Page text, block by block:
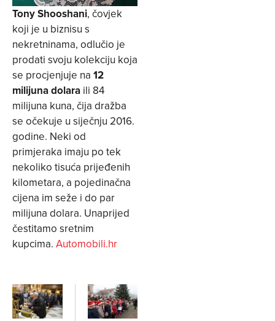
Tony Shooshani, čovjek
koji je u biznisu s
nekretninama, odlučio je
prodati svoju kolekciju koja
se procjenjuje na 12
milijuna dolara ili 84
milijuna kuna, čija dražba
se očekuje u siječnju 2016.
godine. Neki od
primjeraka imaju po tek
nekoliko tisuća prijeđenih
kilometara, a pojedinačna
cijena im seže i do par
milijuna dolara. Unaprijed
čestitamo sretnim
kupcima. Automobili.hr